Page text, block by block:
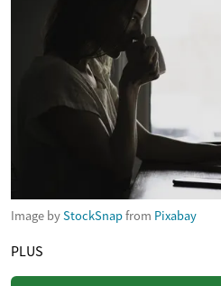
Image byStockSnapfrom Pixabay
PLUS